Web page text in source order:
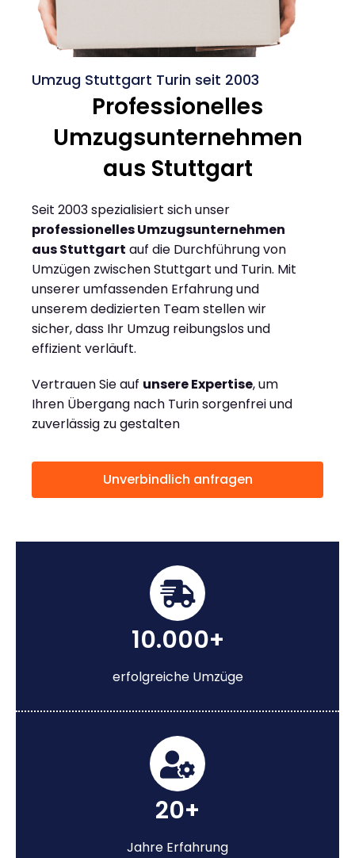
Umzug Stuttgart Turin seit 2003
Professionelles
Umzugsunternehmen
aus Stuttgart
Seit 2003 spezialisiert sich unser
professionelles Umzugsunternehmen
aus Stuttgart auf die Durchführung von
Umzügen zwischen Stuttgart und Turin. Mit
unserer umfassenden Erfahrung und
unserem dedizierten Team stellen wir
sicher, dass Ihr Umzug reibungslos und
effizient verläuft.
Vertrauen Sie auf unsere Expertise, um
Ihren Übergang nach Turin sorgenfrei und
zuverlässig zu gestalten
Unverbindlich anfragen
10.000+
erfolgreiche Umzüge
20+
Jahre Erfahrung